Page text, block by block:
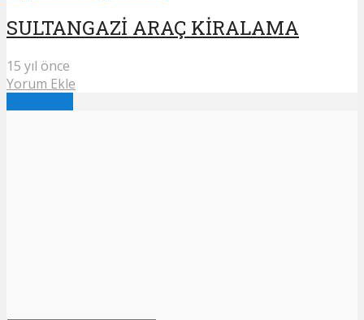
SULTANGAZİ ARAÇ KİRALAMA
15 yıl önce
Yorum Ekle